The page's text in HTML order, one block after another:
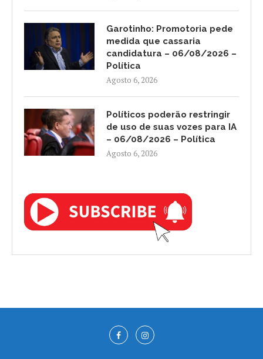
Garotinho: Promotoria pede
medida que cassaria
candidatura – 06/08/2026 –
Política
Agosto 6, 2026
Políticos poderão restringir
de uso de suas vozes para IA
– 06/08/2026 – Política
Agosto 6, 2026